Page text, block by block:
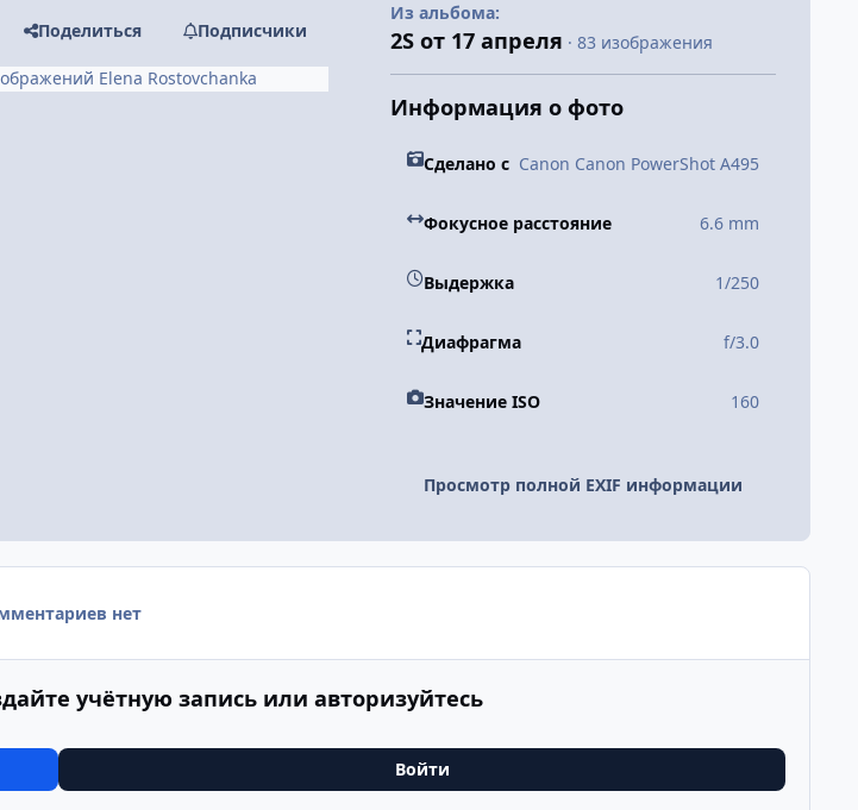
Поделиться Подписчики
Elena Rostovchanka
Из альбома:
2S от 17 апреля · 83 изображения
Информация о фото
Сделано с Canon Canon PowerShot A495
Фокусное расстояние 6.6 mm
Выдержка 1/250
Диафрагма f/3.0
Значение ISO 160
Просмотр полной EXIF информации
нет
учётную запись или авторизуйтесь
Войти